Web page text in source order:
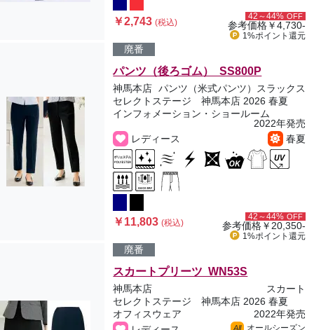
￥2,743(税込)
42～44% OFF
参考価格￥4,730-
1%ポイント 還元
廃番
パンツ（後ろゴム） SS800P
神馬本店 パンツ（米式パンツ）スラックス
セレクトステージ 神馬本店 2026 春夏
インフォメーション・ショールーム
2022年発売
レディース
春夏
￥11,803(税込)
42～44% OFF
参考価格￥20,350-
1%ポイント 還元
廃番
スカートプリーツ WN53S
神馬本店
スカート
セレクトステージ 神馬本店 2026 春夏
オフィスウェア
2022年発売
All オールシーズン